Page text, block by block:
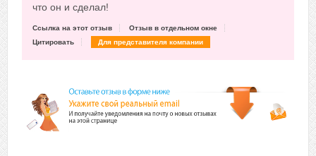
что он и сделал!
Ссылка на этот отзыв
Отзыв в отдельном окне
Цитировать
Для представителя компании